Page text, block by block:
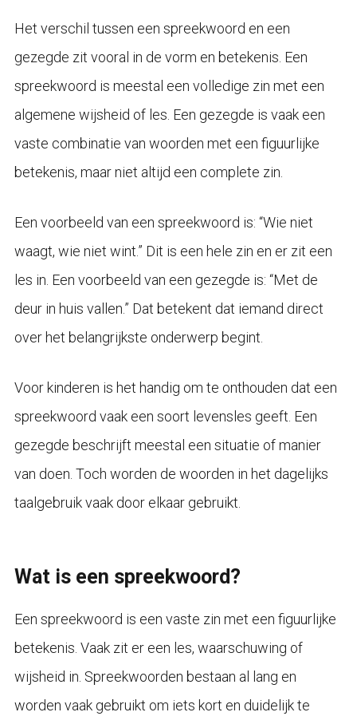
Het verschil tussen een spreekwoord en een
gezegde zit vooral in de vorm en betekenis. Een
spreekwoord is meestal een volledige zin met een
algemene wijsheid of les. Een gezegde is vaak een
vaste combinatie van woorden met een figuurlijke
betekenis, maar niet altijd een complete zin.
Een voorbeeld van een spreekwoord is: “Wie niet
waagt, wie niet wint.” Dit is een hele zin en er zit een
les in. Een voorbeeld van een gezegde is: “Met de
deur in huis vallen.” Dat betekent dat iemand direct
over het belangrijkste onderwerp begint.
Voor kinderen is het handig om te onthouden dat een
spreekwoord vaak een soort levensles geeft. Een
gezegde beschrijft meestal een situatie of manier
van doen. Toch worden de woorden in het dagelijks
taalgebruik vaak door elkaar gebruikt.
Wat is een spreekwoord?
Een spreekwoord is een vaste zin met een figuurlijke
betekenis. Vaak zit er een les, waarschuwing of
wijsheid in. Spreekwoorden bestaan al lang en
worden vaak gebruikt om iets kort en duidelijk te